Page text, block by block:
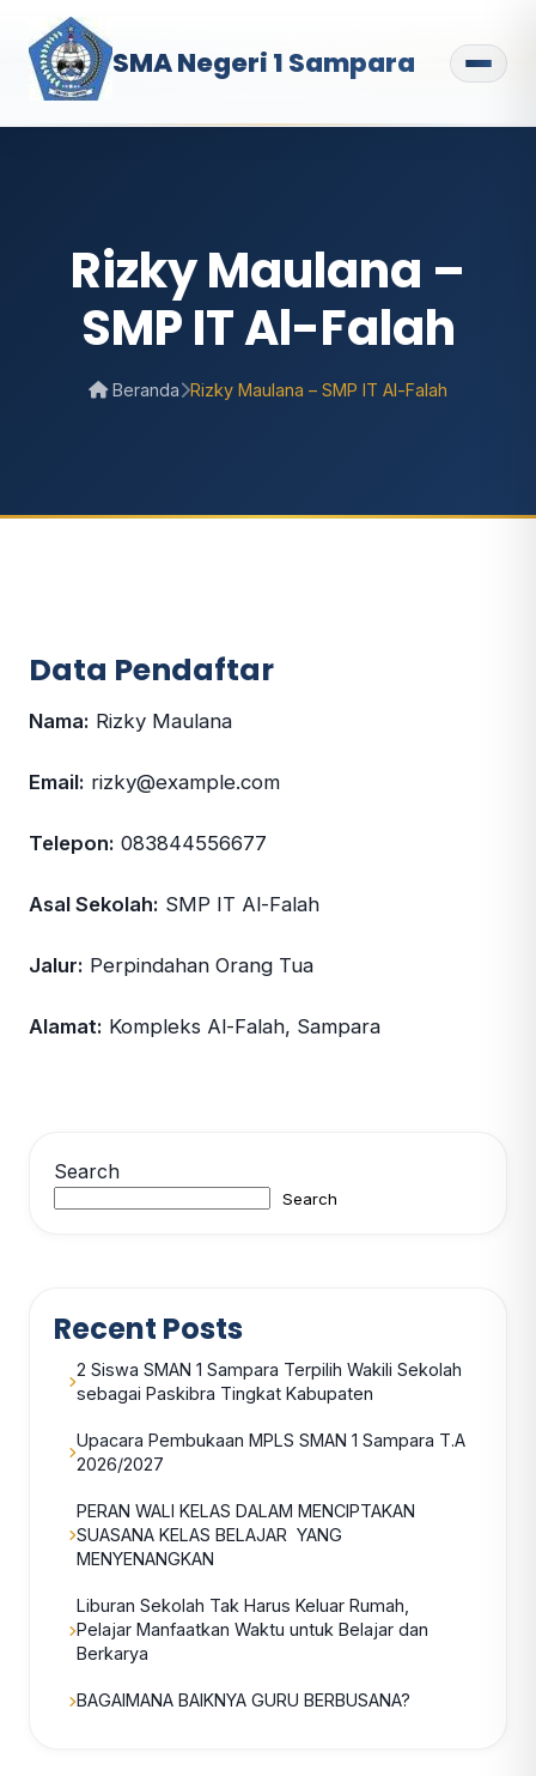
SMA Negeri 1 Sampara
Rizky Maulana –
SMP IT Al-Falah
Beranda Rizky Maulana – SMP IT Al-Falah
Data Pendaftar
Nama: Rizky Maulana
Email: rizky@example.com
Telepon: 083844556677
Asal Sekolah: SMP IT Al-Falah
Jalur: Perpindahan Orang Tua
Alamat: Kompleks Al-Falah, Sampara
Search
Search
Recent Posts
2 Siswa SMAN 1 Sampara Terpilih Wakili Sekolah
sebagai Paskibra Tingkat Kabupaten
Upacara Pembukaan MPLS SMAN 1 Sampara T.A
2026/2027
PERAN WALI KELAS DALAM MENCIPTAKAN
SUASANA KELAS BELAJAR YANG
MENYENANGKAN
Liburan Sekolah Tak Harus Keluar Rumah,
Pelajar Manfaatkan Waktu untuk Belajar dan
Berkarya
BAGAIMANA BAIKNYA GURU BERBUSANA?